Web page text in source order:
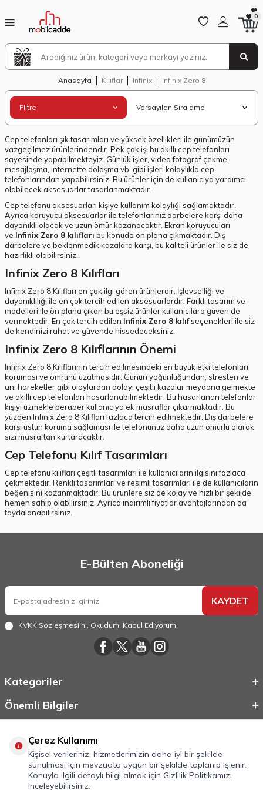
0
Anasayfa Kılıflar Infinix Infinix Zero 8
Filtre
Cep telefonları şık tasarımları ve yüksek özellikleri ile günümüzün
vazgeçilmez ürünlerindendir. Pek çok işi bu akıllı cep telefonları
sayesinde yapabilmekteyiz. Günlük işler, video fotoğraf çekme,
mesajlaşma, internette dolaşma vb. gibi işleri kolaylıkla cep
telefonlarından yapabilirsiniz. Bu ürünler için de kullanıcıya yardımcı
olabilecek aksesuarlar tasarlanmaktadır.
Cep telefonu aksesuarları kişiye kullanım kolaylığı sağlamaktadır.
Ayrıca koruyucu aksesuarlar ile telefonlarınız darbelere karşı daha
dayanıklı olacak ve uzun ömür kazanacaktır. Ekran koruyucuları
ve Infinix Zero 8 kılıfları bu konuda ön plana çıkmaktadır. Dış
darbelere ve beklenmedik kazalara karşı, bu kaliteli ürünler ile siz de
hazırlıklı olabilirsiniz.
Infinix Zero 8 Kılıfları
Infinix Zero 8 Kılıfları en çok ilgi gören ürünlerdir. İşlevselliği ve
dayanıklılığı ile en çok tercih edilen aksesuarlardır. Farklı tasarım ve
modelleri ile ön plana çıkan bu eşsiz ürünler kullanıcılara güven de
vermektedir. En çok tercih edilen Infinix Zero 8 kılıfseçenekleri ile siz
de kendinizi rahat ve güvende hissedeceksiniz.
Infinix Zero 8 Kılıflarının Önemi
Infinix Zero 8 Kılıflarının tercih edilmesindeki en büyük etki telefonları
koruması ve ömrünü uzatmasıdır. Günün yoğunluğundan, stresten ve
ani hareketler gibi olaylardan dolayı çeşitli kazalar meydana gelmekte
ve akıllı cep telefonları hasarlanabilmektedir. Bu hasarlanan telefonlar
kişiyi üzmekle beraber kullanıcıya ek masraflar çıkarmaktadır. Bu
yüzden Infinix Zero 8 Kılıfları fazlaca tercih edilmektedir. Dış darbelere
karşı üstün koruma sağlaması ile telefonunuz daha uzun ömürlü olarak
sizi masraftan kurtaracaktır.
Cep Telefonu Kılıf Tasarımları
Cep telefonu kılıfları çeşitli tasarımları ile kullanıcıların ilgisini fazlaca
çekmektedir. Renkli tasarımları ve resimli tasarımları ile de kullanıcıların
beğenisini kazanmaktadır. Bu ürünlere siz de kolay ve hızlı bir şekilde
hemen sahip olabilirsiniz. Ayrıca indirimli fiyatlar avantajlarından da
faydalanabilirsiniz.
E-Bülten Aboneliği
KAYDET
KVKK Sözleşmesi'ni, Okudum, Kabul Ediyorum.
Kategoriler
Önemli Bilgiler
Çerez Kullanımı
Kişisel verileriniz, hizmetlerimizin daha iyi bir şekilde
sunulması için mevzuata uygun bir şekilde toplanıp işlenir.
Konuyla ilgili detaylı bilgi almak için Gizlilik Politikamızı
inceleyebilirsiniz.